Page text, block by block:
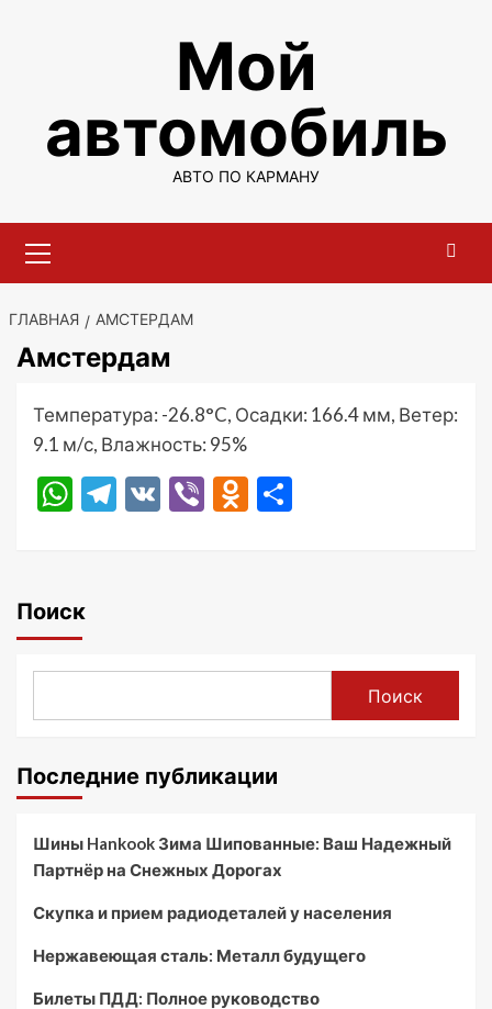
Мой
автомобиль
АВТО ПО КАРМАНУ
меню
ГЛАВНАЯ АМСТЕРДАМ
Амстердам
Температура: -26.8°C, Осадки: 166.4 мм, Ветер:
9.1 м/с, Влажность: 95%
WhatsApp
Telegram
VK ViberOdnoklassniki
Поиск
Поиск
Последние публикации
Шины Hankook Зима Шипованные: Ваш Надежный
Партнёр на Снежных Дорогах
Скупка и прием радиодеталей у населения
Нержавеющая сталь: Металл будущего
Билеты ПДД: Полное руководство